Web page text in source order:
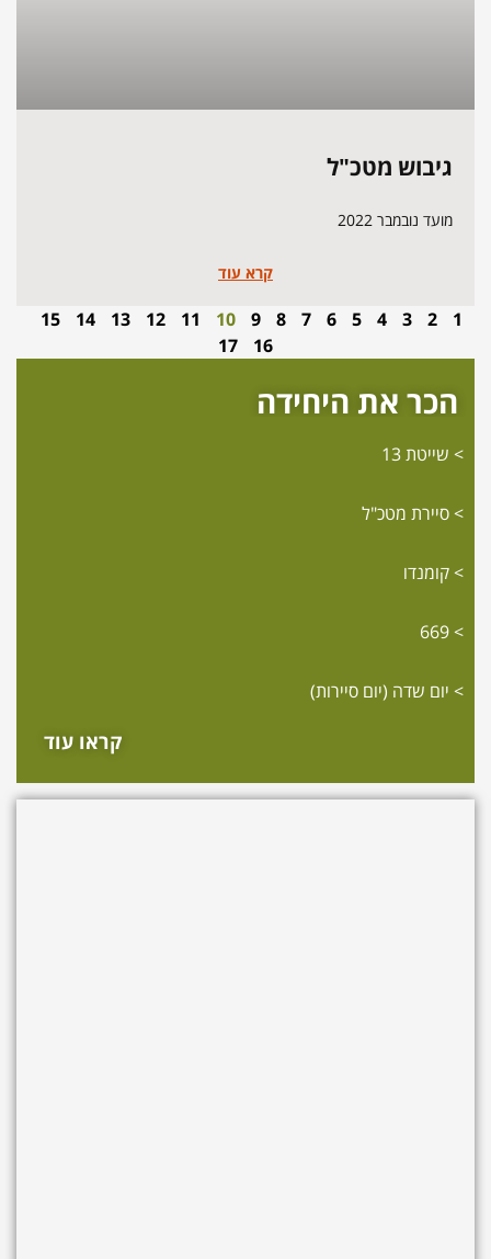
הכר את היחידה
שייטת 13
סיירת מטכ"ל
קומנדו
יום שדה (יום סיירות)
קראו עוד
גיבוש מטכ"ל
מועד נובמבר 2022
קרא עוד
1
2
3
4
5
6
7
8
9
10
11
12
13
14
15
16
17